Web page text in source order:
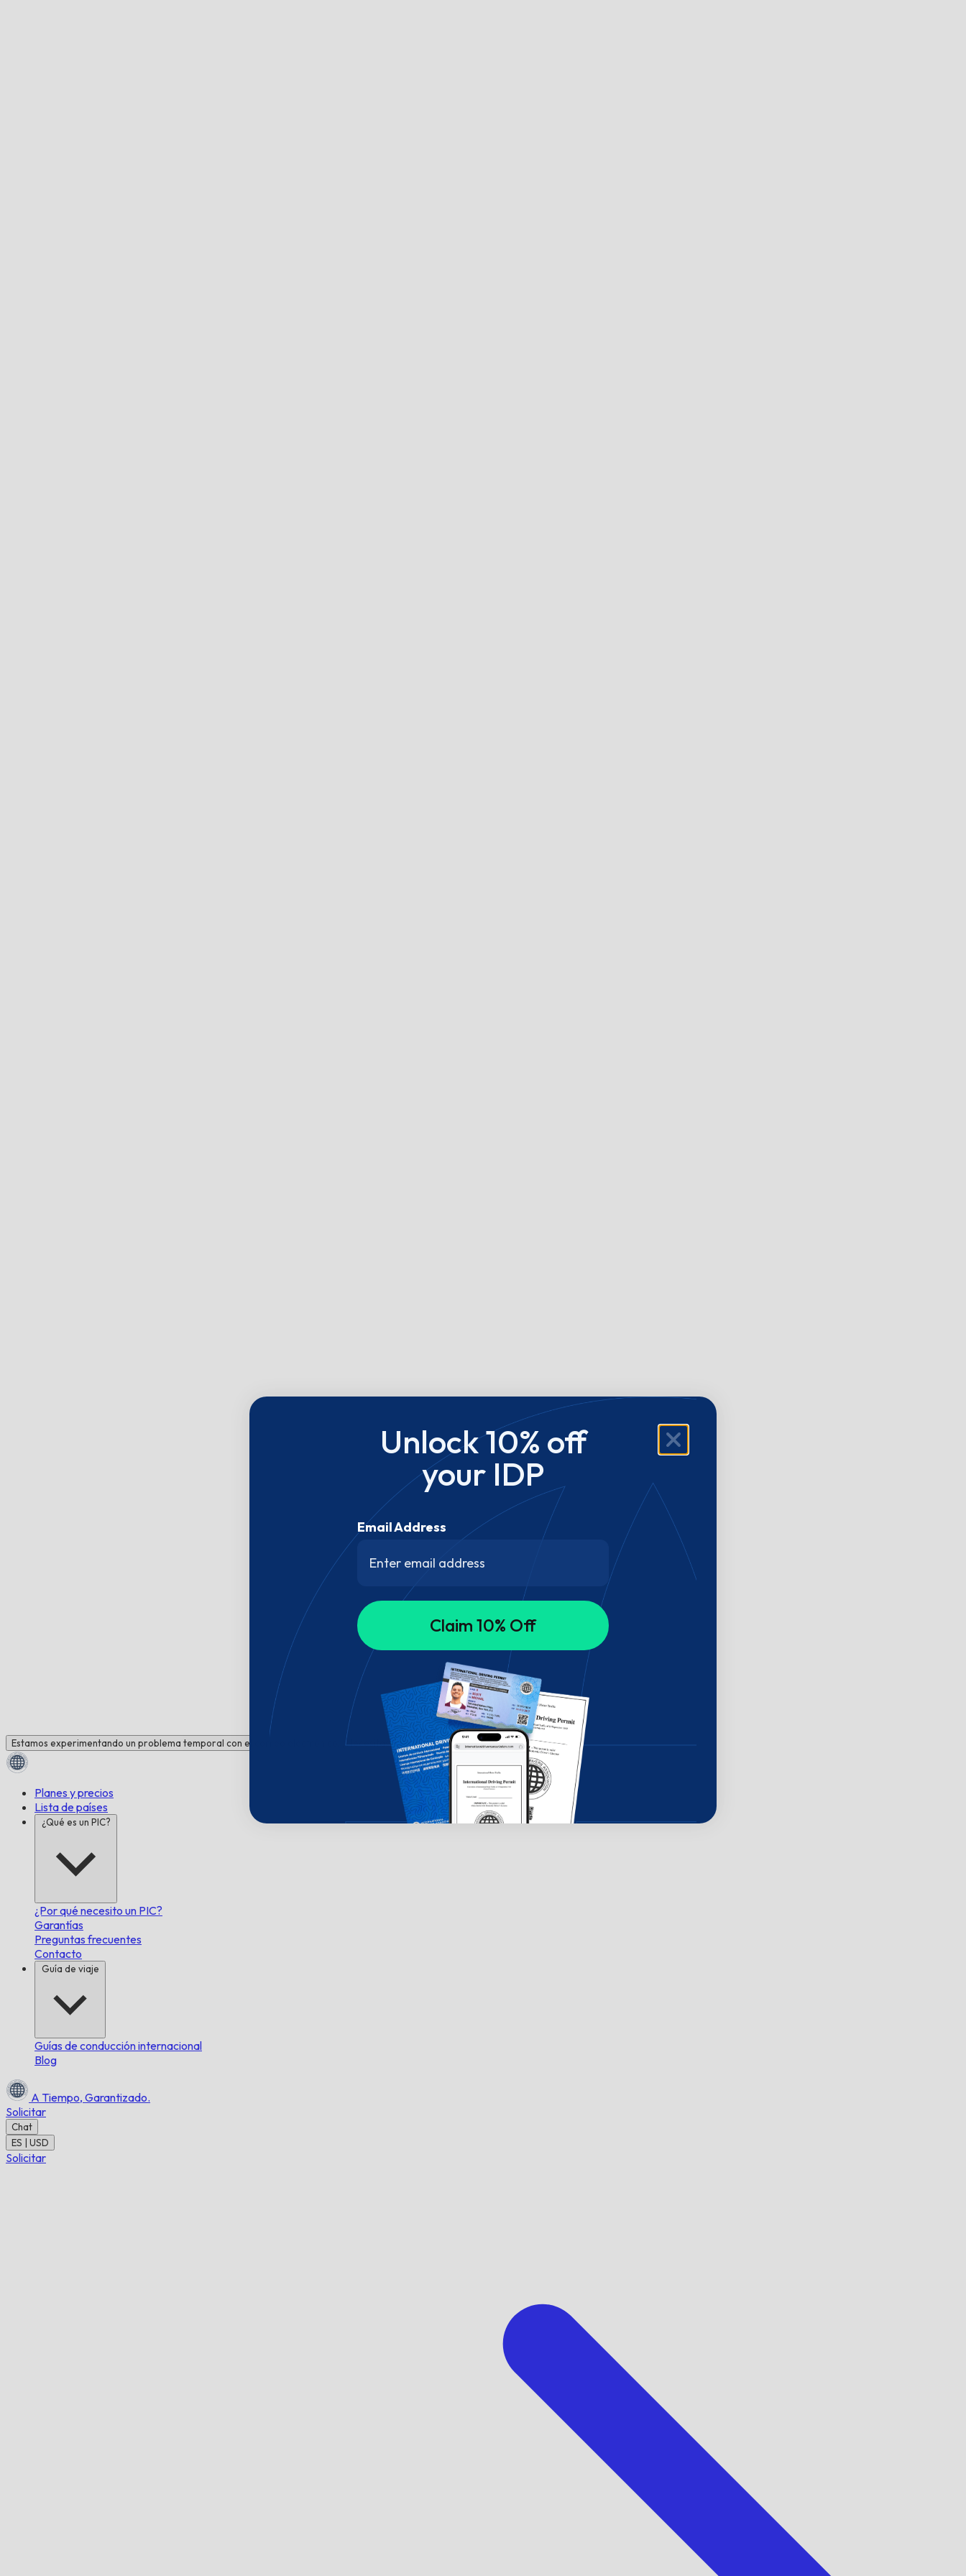
Estamos experimentando un problema temporal con el correo electrónico. ¿Necesitas ayuda? ¡Chatea con nosotros!
Planes y precios
Lista de países
¿Qué es un PIC?
¿Por qué necesito un PIC?
Garantías
Preguntas frecuentes
Contacto
Guía de viaje
Guías de conducción internacional
Blog
A Tiempo, Garantizado.
Solicitar
Chat
ES | USD
Solicitar
Unlock 10% off
your IDP
Email Address
Claim 10% Off